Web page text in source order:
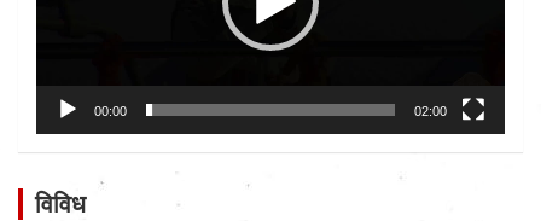
00:00 02:00
विविध